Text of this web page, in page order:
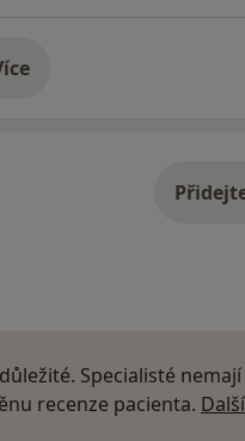
o adrese
Specialisté
recenze pacienta.